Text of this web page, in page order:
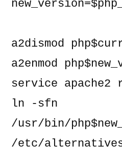
a2dismod
a2enmod
service apache2
ln -sfn
/usr/bin/
/etc/